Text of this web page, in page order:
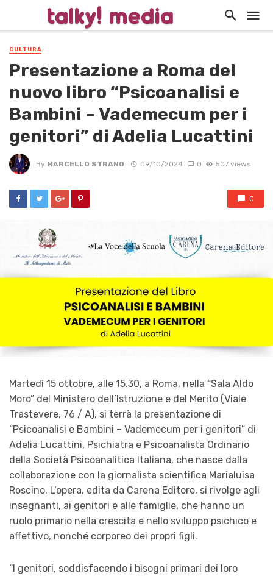
CULTURA
Presentazione a Roma del
nuovo libro “Psicoanalisi e
Bambini – Vademecum per i
genitori” di Adelia Lucattini
By MARCELLO STRANO 09/10/2024 0 507 views
0
Martedì 15 ottobre, alle 15.30, a Roma, nella “Sala Aldo
Moro” del Ministero dell’Istruzione e del Merito (Viale
Trastevere, 76 / A), si terrà la presentazione di
“Psicoanalisi e Bambini – Vademecum per i genitori” di
Adelia Lucattini, Psichiatra e Psicoanalista Ordinario
della Società Psicoanalitica Italiana, che nasce dalla
collaborazione con la giornalista scientifica Marialuisa
Roscino. L’opera, edita da Carena Editore, si rivolge agli
insegnanti, ai genitori e alle famiglie, che hanno un
ruolo primario nella crescita e nello sviluppo psichico e
affettivo, nonché corporeo dei propri figli.
“I genitori, soddisfacendo i bisogni primari dei loro